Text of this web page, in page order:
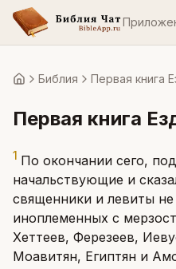
ГлавнаяБиблия Первая книга
Первая книга
1 По окончании сего,
начальствующие и
священники и левиты
иноплеменных с
Хеттеев, Ферезеев,
Моавитян, Египтян и